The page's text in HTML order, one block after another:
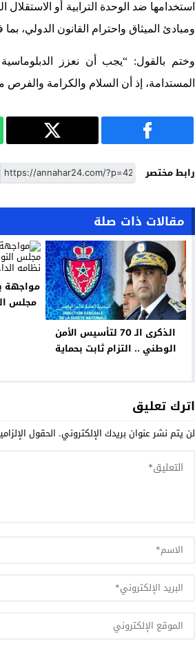
استخدامها ضد الوحدة الترابية أو
ومبادئ الميثاق واحترام القانون الدولي،
وختم بالقول: “يجب أن نعزز
المستدامة، إذ أن السلام والكرامة
رابط مختصر
مقالات ذات صلة
الذكرى الـ 70 لتأسيس الأمن
الوطني .. التزام ثابت بحماية
مواجهة
اترك تعليق
لن يتم نشر عنوان بريدك الإلكتروني. الحقول